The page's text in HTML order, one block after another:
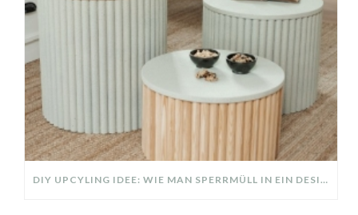
DIY UPCYLING IDEE: WIE MAN SPERRMÜLL IN EIN DESIGNER TEIL VERWANDELT